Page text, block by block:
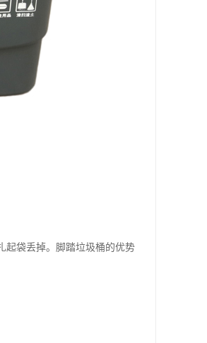
起袋丢掉。脚踏垃圾桶的优势